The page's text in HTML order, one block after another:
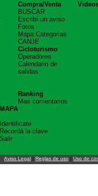
Compra/Venta
BUSCAR
Escribí un aviso
Fotos
Mapa Categorias
CANJE
Cicloturismo
Operadores
Calendario de
salidas
Ranking
Mas comentarios
MAPA
Identificate
Recordá la clave
Salir
Aviso Legal | Reglas de uso | Uso de